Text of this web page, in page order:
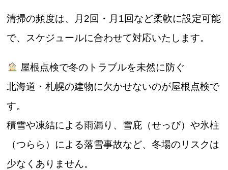
清掃の頻度は、月2回・月1回など柔軟に設定可能
で、スケジュールに合わせて対応いたします。
屋根点検で冬のトラブルを未然に防ぐ
北海道・札幌の建物に欠かせないのが屋根点検で
す。
積雪や凍結による雨漏り、雪庇（せっぴ）や氷柱
（つらら）による落雪事故など、冬場のリスクは
少なくありません。